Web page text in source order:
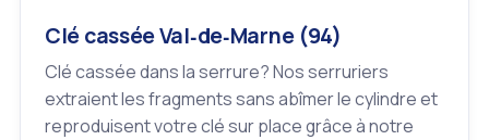
Clé cassée Val‑de‑Marne (94)
Clé cassée dans la serrure? Nos serruriers
extraient les fragments sans abîmer le cylindre et
reproduisent votre clé sur place grâce à notre